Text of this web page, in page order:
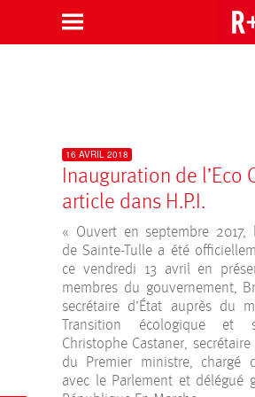
Aller
au
contenu
16 AVRIL 2018
Inauguration de l’Eco
article dans H.P.I.
« Ouvert en septembre 2017,
de Sainte-Tulle a été
ce vendredi 13 avril en
membres du gouvernement,
secrétaire d’État auprès du
Transition écologique et
Christophe Castaner, secrétaire
du Premier ministre, chargé
avec le Parlement et délégué